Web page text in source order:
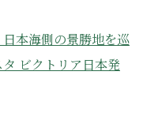
本海側の景勝地を巡
ビクトリア日本発